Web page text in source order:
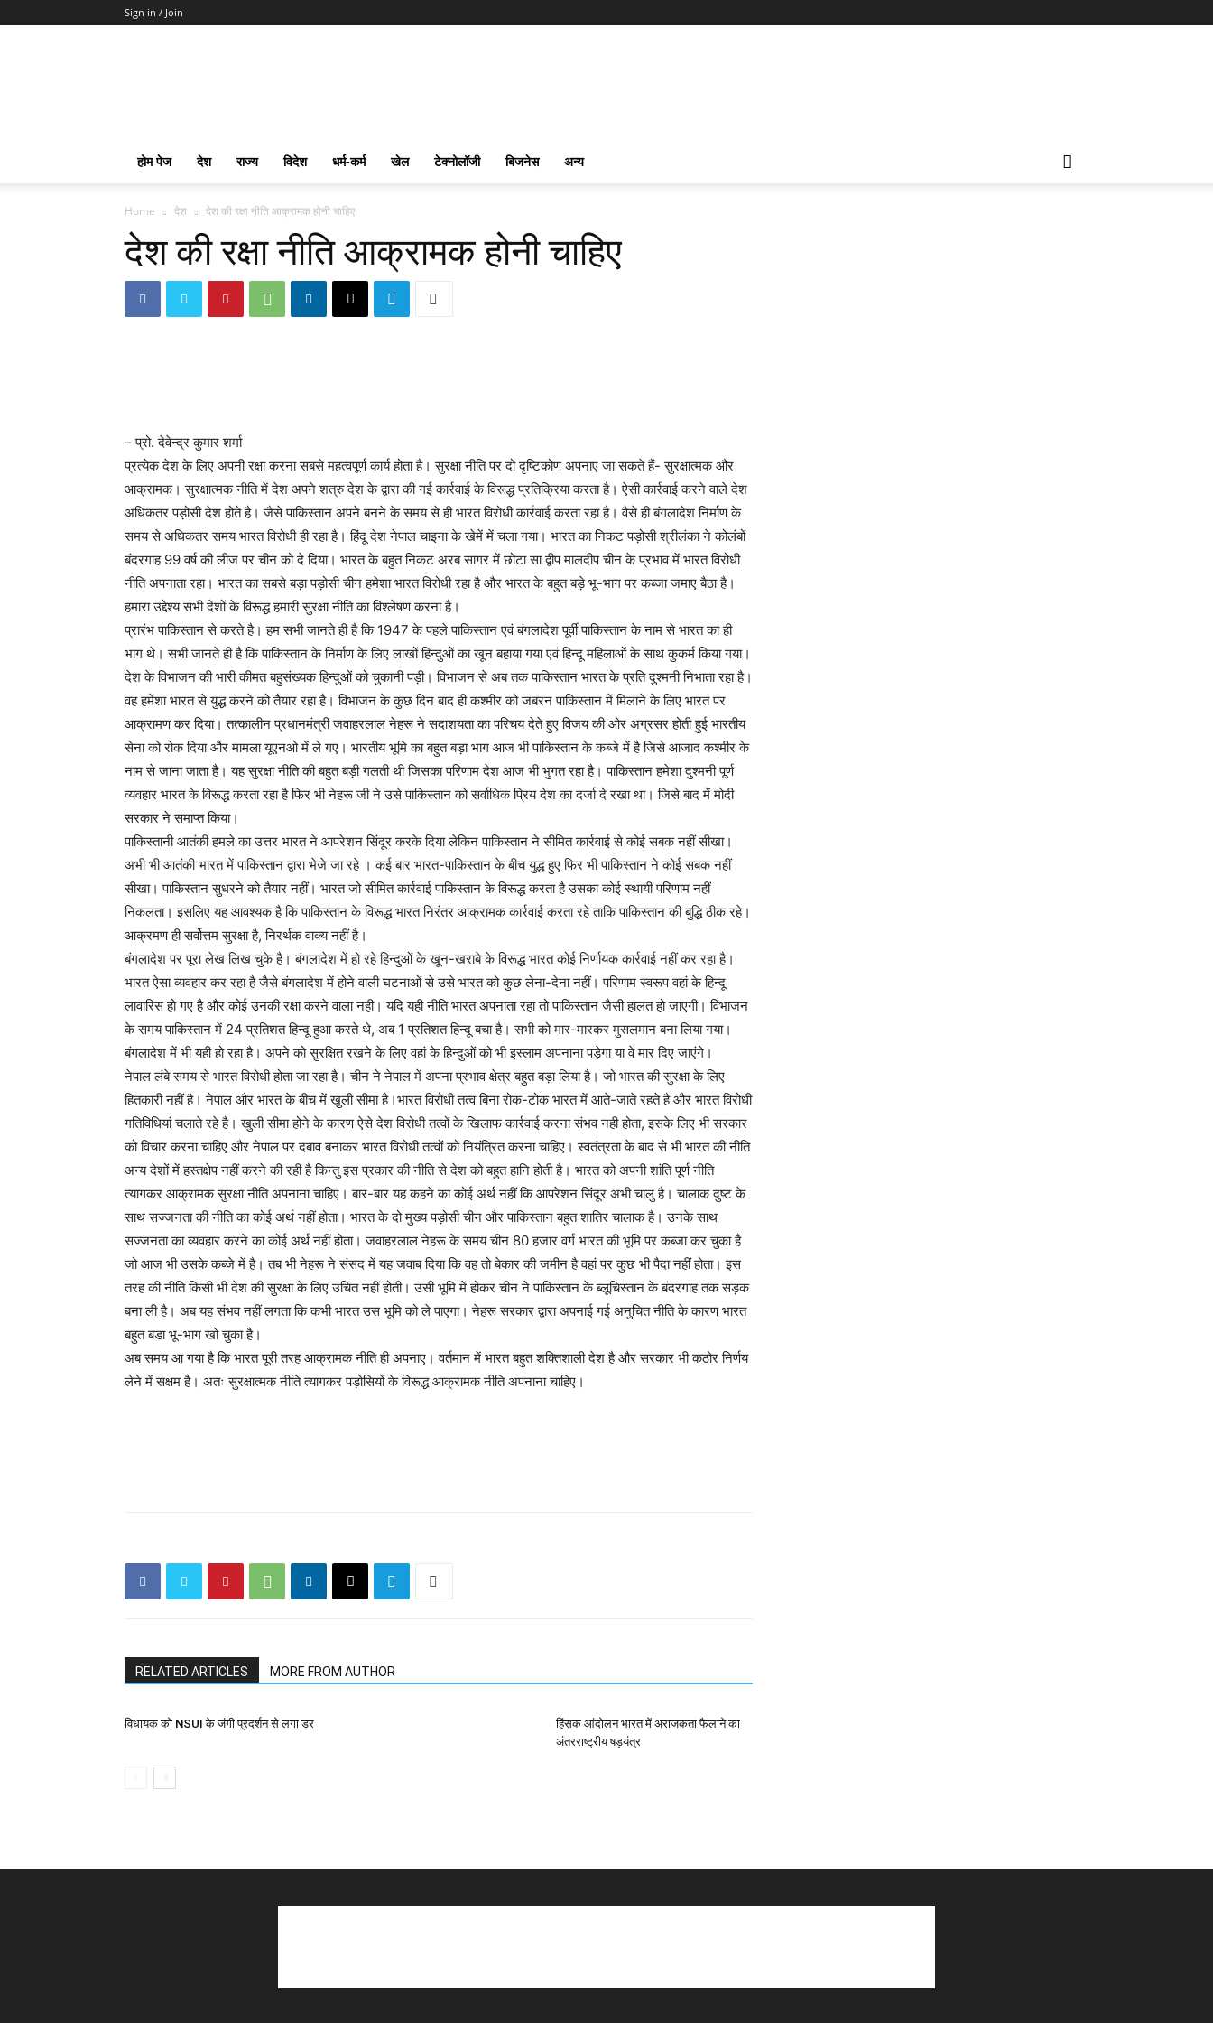
Sign in / Join
Toto
Slot
होम पेज देश राज्य विदेश धर्म-कर्म खेल टेक्नोलॉजी बिजनेस अन्य
Home देश देश की रक्षा नीति आक्रामक होनी चाहिए
देश की रक्षा नीति आक्रामक होनी चाहिए
– प्रो. देवेन्द्र कुमार शर्मा
प्रत्येक देश के लिए अपनी रक्षा करना सबसे महत्वपूर्ण कार्य होता है। सुरक्षा नीति पर दो दृष्टिकोण अपनाए जा सकते हैं- सुरक्षात्मक और
आक्रामक। सुरक्षात्मक नीति में देश अपने शत्रु देश के द्वारा की गई कार्रवाई के विरूद्ध प्रतिक्रिया करता है। ऐसी कार्रवाई करने वाले देश
अधिकतर पड़ोसी देश होते है। जैसे पाकिस्तान अपने बनने के समय से ही भारत विरोधी कार्रवाई करता रहा है। वैसे ही बंगलादेश निर्माण के
समय से अधिकतर समय भारत विरोधी ही रहा है। हिंदू देश नेपाल चाइना के खेमें में चला गया। भारत का निकट पड़ोसी श्रीलंका ने कोलंबों
बंदरगाह 99 वर्ष की लीज पर चीन को दे दिया। भारत के बहुत निकट अरब सागर में छोटा सा द्वीप मालदीप चीन के प्रभाव में भारत विरोधी
नीति अपनाता रहा। भारत का सबसे बड़ा पड़ोसी चीन हमेशा भारत विरोधी रहा है और भारत के बहुत बड़े भू-भाग पर कब्जा जमाए बैठा है।
हमारा उद्देश्य सभी देशों के विरूद्ध हमारी सुरक्षा नीति का विश्लेषण करना है।
प्रारंभ पाकिस्तान से करते है। हम सभी जानते ही है कि 1947 के पहले पाकिस्तान एवं बंगलादेश पूर्वी पाकिस्तान के नाम से भारत का ही
भाग थे। सभी जानते ही है कि पाकिस्तान के निर्माण के लिए लाखों हिन्दुओं का खून बहाया गया एवं हिन्दू महिलाओं के साथ कुकर्म किया गया।
देश के विभाजन की भारी कीमत बहुसंख्यक हिन्दुओं को चुकानी पड़ी। विभाजन से अब तक पाकिस्तान भारत के प्रति दुश्मनी निभाता रहा है।
वह हमेशा भारत से युद्ध करने को तैयार रहा है। विभाजन के कुछ दिन बाद ही कश्मीर को जबरन पाकिस्तान में मिलाने के लिए भारत पर
आक्रामण कर दिया। तत्कालीन प्रधानमंत्री जवाहरलाल नेहरू ने सदाशयता का परिचय देते हुए विजय की ओर अग्रसर होती हुई भारतीय
सेना को रोक दिया और मामला यूएनओ में ले गए। भारतीय भूमि का बहुत बड़ा भाग आज भी पाकिस्तान के कब्जे में है जिसे आजाद कश्मीर के
नाम से जाना जाता है। यह सुरक्षा नीति की बहुत बड़ी गलती थी जिसका परिणाम देश आज भी भुगत रहा है। पाकिस्तान हमेशा दुश्मनी पूर्ण
व्यवहार भारत के विरूद्ध करता रहा है फिर भी नेहरू जी ने उसे पाकिस्तान को सर्वाधिक प्रिय देश का दर्जा दे रखा था। जिसे बाद में मोदी
सरकार ने समाप्त किया।
पाकिस्तानी आतंकी हमले का उत्तर भारत ने आपरेशन सिंदूर करके दिया लेकिन पाकिस्तान ने सीमित कार्रवाई से कोई सबक नहीं सीखा।
अभी भी आतंकी भारत में पाकिस्तान द्वारा भेजे जा रहे । कई बार भारत-पाकिस्तान के बीच युद्ध हुए फिर भी पाकिस्तान ने कोई सबक नहीं
सीखा। पाकिस्तान सुधरने को तैयार नहीं। भारत जो सीमित कार्रवाई पाकिस्तान के विरूद्ध करता है उसका कोई स्थायी परिणाम नहीं
निकलता। इसलिए यह आवश्यक है कि पाकिस्तान के विरूद्ध भारत निरंतर आक्रामक कार्रवाई करता रहे ताकि पाकिस्तान की बुद्धि ठीक रहे।
आक्रमण ही सर्वोत्तम सुरक्षा है, निरर्थक वाक्य नहीं है।
बंगलादेश पर पूरा लेख लिख चुके है। बंगलादेश में हो रहे हिन्दुओं के खून-खराबे के विरूद्ध भारत कोई निर्णायक कार्रवाई नहीं कर रहा है।
भारत ऐसा व्यवहार कर रहा है जैसे बंगलादेश में होने वाली घटनाओं से उसे भारत को कुछ लेना-देना नहीं। परिणाम स्वरूप वहां के हिन्दू
लावारिस हो गए है और कोई उनकी रक्षा करने वाला नही। यदि यही नीति भारत अपनाता रहा तो पाकिस्तान जैसी हालत हो जाएगी। विभाजन
के समय पाकिस्तान में 24 प्रतिशत हिन्दू हुआ करते थे, अब 1 प्रतिशत हिन्दू बचा है। सभी को मार-मारकर मुसलमान बना लिया गया।
बंगलादेश में भी यही हो रहा है। अपने को सुरक्षित रखने के लिए वहां के हिन्दुओं को भी इस्लाम अपनाना पड़ेगा या वे मार दिए जाएंगे।
नेपाल लंबे समय से भारत विरोधी होता जा रहा है। चीन ने नेपाल में अपना प्रभाव क्षेत्र बहुत बड़ा लिया है। जो भारत की सुरक्षा के लिए
हितकारी नहीं है। नेपाल और भारत के बीच में खुली सीमा है।भारत विरोधी तत्व बिना रोक-टोक भारत में आते-जाते रहते है और भारत विरोधी
गतिविधियां चलाते रहे है। खुली सीमा होने के कारण ऐसे देश विरोधी तत्वों के खिलाफ कार्रवाई करना संभव नही होता, इसके लिए भी सरकार
को विचार करना चाहिए और नेपाल पर दबाव बनाकर भारत विरोधी तत्वों को नियंत्रित करना चाहिए। स्वतंत्रता के बाद से भी भारत की नीति
अन्य देशों में हस्तक्षेप नहीं करने की रही है किन्तु इस प्रकार की नीति से देश को बहुत हानि होती है। भारत को अपनी शांति पूर्ण नीति
त्यागकर आक्रामक सुरक्षा नीति अपनाना चाहिए। बार-बार यह कहने का कोई अर्थ नहीं कि आपरेशन सिंदूर अभी चालु है। चालाक दुष्ट के
साथ सज्जनता की नीति का कोई अर्थ नहीं होता। भारत के दो मुख्य पड़ोसी चीन और पाकिस्तान बहुत शातिर चालाक है। उनके साथ
सज्जनता का व्यवहार करने का कोई अर्थ नहीं होता। जवाहरलाल नेहरू के समय चीन 80 हजार वर्ग भारत की भूमि पर कब्जा कर चुका है
जो आज भी उसके कब्जे में है। तब भी नेहरू ने संसद में यह जवाब दिया कि वह तो बेकार की जमीन है वहां पर कुछ भी पैदा नहीं होता। इस
तरह की नीति किसी भी देश की सुरक्षा के लिए उचित नहीं होती। उसी भूमि में होकर चीन ने पाकिस्तान के ब्लूचिस्तान के बंदरगाह तक सड़क
बना ली है। अब यह संभव नहीं लगता कि कभी भारत उस भूमि को ले पाएगा। नेहरू सरकार द्वारा अपनाई गई अनुचित नीति के कारण भारत
बहुत बडा भू-भाग खो चुका है।
अब समय आ गया है कि भारत पूरी तरह आक्रामक नीति ही अपनाए। वर्तमान में भारत बहुत शक्तिशाली देश है और सरकार भी कठोर निर्णय
लेने में सक्षम है। अतः सुरक्षात्मक नीति त्यागकर पड़ोसियों के विरूद्ध आक्रामक नीति अपनाना चाहिए।
RELATED ARTICLES MORE FROM AUTHOR
विधायक को NSUI के जंगी प्रदर्शन से लगा डर
हिंसक आंदोलन भारत में अराजकता फैलाने का
अंतरराष्ट्रीय षड़यंत्र